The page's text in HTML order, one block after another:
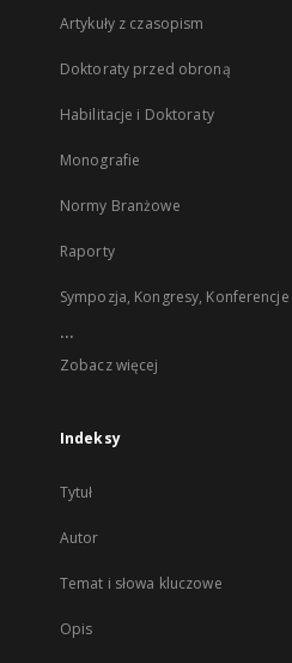
Artykuły z czasopism
Doktoraty przed obroną
Habilitacje i Doktoraty
Monografie
Normy Branżowe
Raporty
Sympozja, Kongresy, Konferencje
...
Zobacz więcej
Indeksy
Tytuł
Autor
Temat i słowa kluczowe
Opis